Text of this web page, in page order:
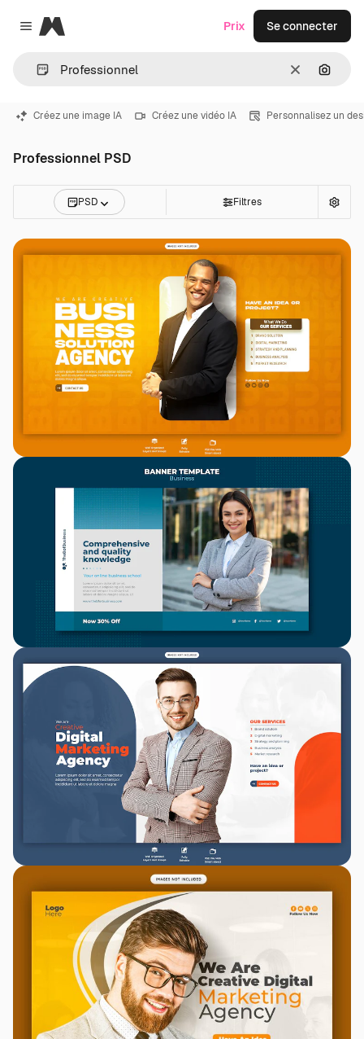
Close menu
Magnific
Effacer
Prix Se connecter
Créez une image IA Créez une vidéo IA Personnalisez un
Professionnel PSD
PSD Filtres